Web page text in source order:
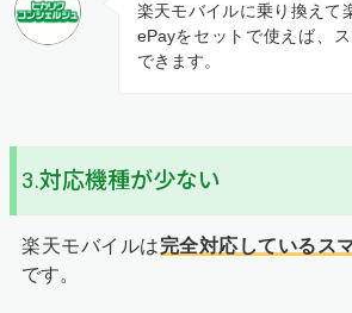
楽天モバイルに乗り換えて
ePayをセットで使えば、
できます。
3.対応機種が少ない
楽天モバイルは完全対応しているス
です。